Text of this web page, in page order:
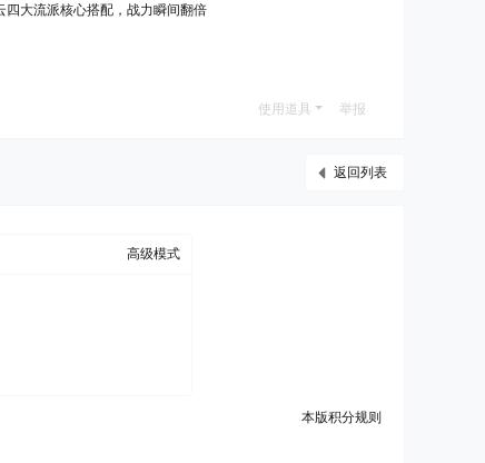
四大流派核心搭配，战力瞬间翻倍
使用道具 举报
返回列表
高级模式
本版积分规则